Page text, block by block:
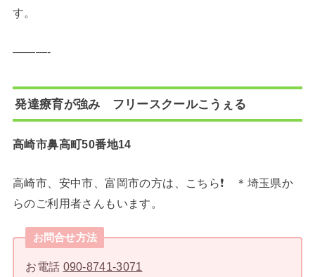
す。
———-
発達療育が強み フリースクールこうぇる
高崎市鼻高町50番地14
高崎市、安中市、富岡市の方は、こちら❗️ ＊埼玉県か
らのご利用者さんもいます。
お問合せ方法
お電話 090-8741-3071